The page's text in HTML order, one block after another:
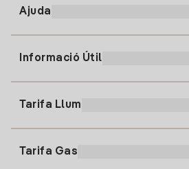
Ajuda
91 919 52 73
Informació Útil
Tarifa Llum
Tarifa Gas